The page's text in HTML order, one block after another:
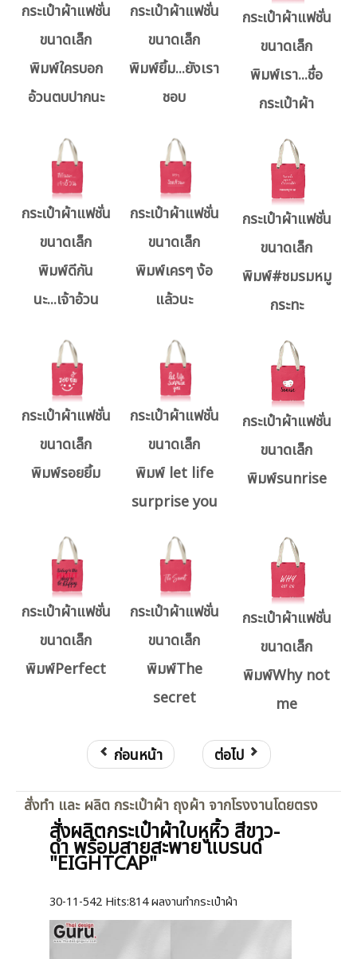
กระเป๋าผ้าแฟชั่น
ขนาดเล็ก
พิมพ์ใครบอก
อ้วนตบปากนะ
กระเป๋าผ้าแฟชั่น
ขนาดเล็ก
พิมพ์ยิ้ม...ยังเรา
ชอบ
กระเป๋าผ้าแฟชั่น
ขนาดเล็ก
พิมพ์เรา...ชื่อ
กระเป๋าผ้า
กระเป๋าผ้าแฟชั่น
ขนาดเล็ก
พิมพ์ดีกัน
นะ...เจ้าอ้วน
กระเป๋าผ้าแฟชั่น
ขนาดเล็ก
พิมพ์เครๆ ง้อ
แล้วนะ
กระเป๋าผ้าแฟชั่น
ขนาดเล็ก
พิมพ์#ชมรมหมู
กระทะ
กระเป๋าผ้าแฟชั่น
ขนาดเล็ก
พิมพ์รอยยิ้ม
กระเป๋าผ้าแฟชั่น
ขนาดเล็ก
พิมพ์ let life
surprise you
กระเป๋าผ้าแฟชั่น
ขนาดเล็ก
พิมพ์sunrise
กระเป๋าผ้าแฟชั่น
ขนาดเล็ก
พิมพ์Perfect
กระเป๋าผ้าแฟชั่น
ขนาดเล็ก
พิมพ์The
secret
กระเป๋าผ้าแฟชั่น
ขนาดเล็ก
พิมพ์Why not
me
ก่อนหน้า ต่อไป
สั่งทำ และ ผลิต กระเป๋าผ้า ถุงผ้า จากโรงงานโดยตรง
สั่งผลิตกระเป๋าผ้าใบหูหิ้ว สีขาว-
ดำ พร้อมสายสะพาย แบรนด์
"EIGHTCAP"
30-11-542 Hits:814 ผลงานทำกระเป๋าผ้า